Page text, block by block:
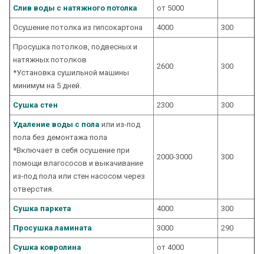
Слив воды с натяжного потолка от 5000
Осушение потолка из гипсокартона 4000 300
Просушка потолков, подвесных и
натяжных потолков
*Установка сушильной машины
минимум на 5 дней.
2600 300
Сушка стен 2300 300
Удаление воды с пола или из-под
пола без демонтажа пола
*Включает в себя осушение при
помощи влагососов и выкачивание
из-под пола или стен насосом через
отверстия.
2000-3000 300
Сушка паркета 4000 300
Просушка ламината 3000 290
Сушка ковролина от 4000